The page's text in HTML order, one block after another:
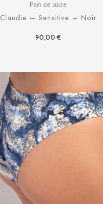
Pain de sucre
Claudie – Sensitive – Noir
90,00 €